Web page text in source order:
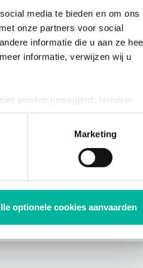
media te bieden en om ons
onze partners voor social
informatie die u aan ze
informatie, verwijzen wij u
worden geweigerd; hierover
cookies op elk moment intrekken
Marketing
optionele cookies aanvaarden
in kwestie
het maximum en de
het gemakkelijker om